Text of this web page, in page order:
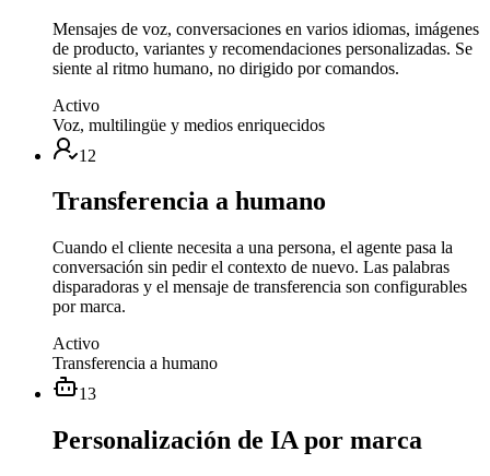
Mensajes de voz, conversaciones en varios idiomas, imágenes
de producto, variantes y recomendaciones personalizadas. Se
siente al ritmo humano, no dirigido por comandos.
Activo
Voz, multilingüe y medios enriquecidos
12
Transferencia a humano
Cuando el cliente necesita a una persona, el agente pasa la
conversación sin pedir el contexto de nuevo. Las palabras
disparadoras y el mensaje de transferencia son configurables
por marca.
Activo
Transferencia a humano
13
Personalización de IA por marca